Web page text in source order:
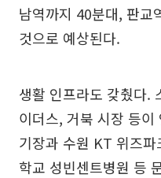
남역까지 40분대, 판교
것으로 예상된다.
생활 인프라도 갖췄다.
이더스, 거북 시장 등이
기장과 수원 KT 위즈
학교 성빈센트병원 등